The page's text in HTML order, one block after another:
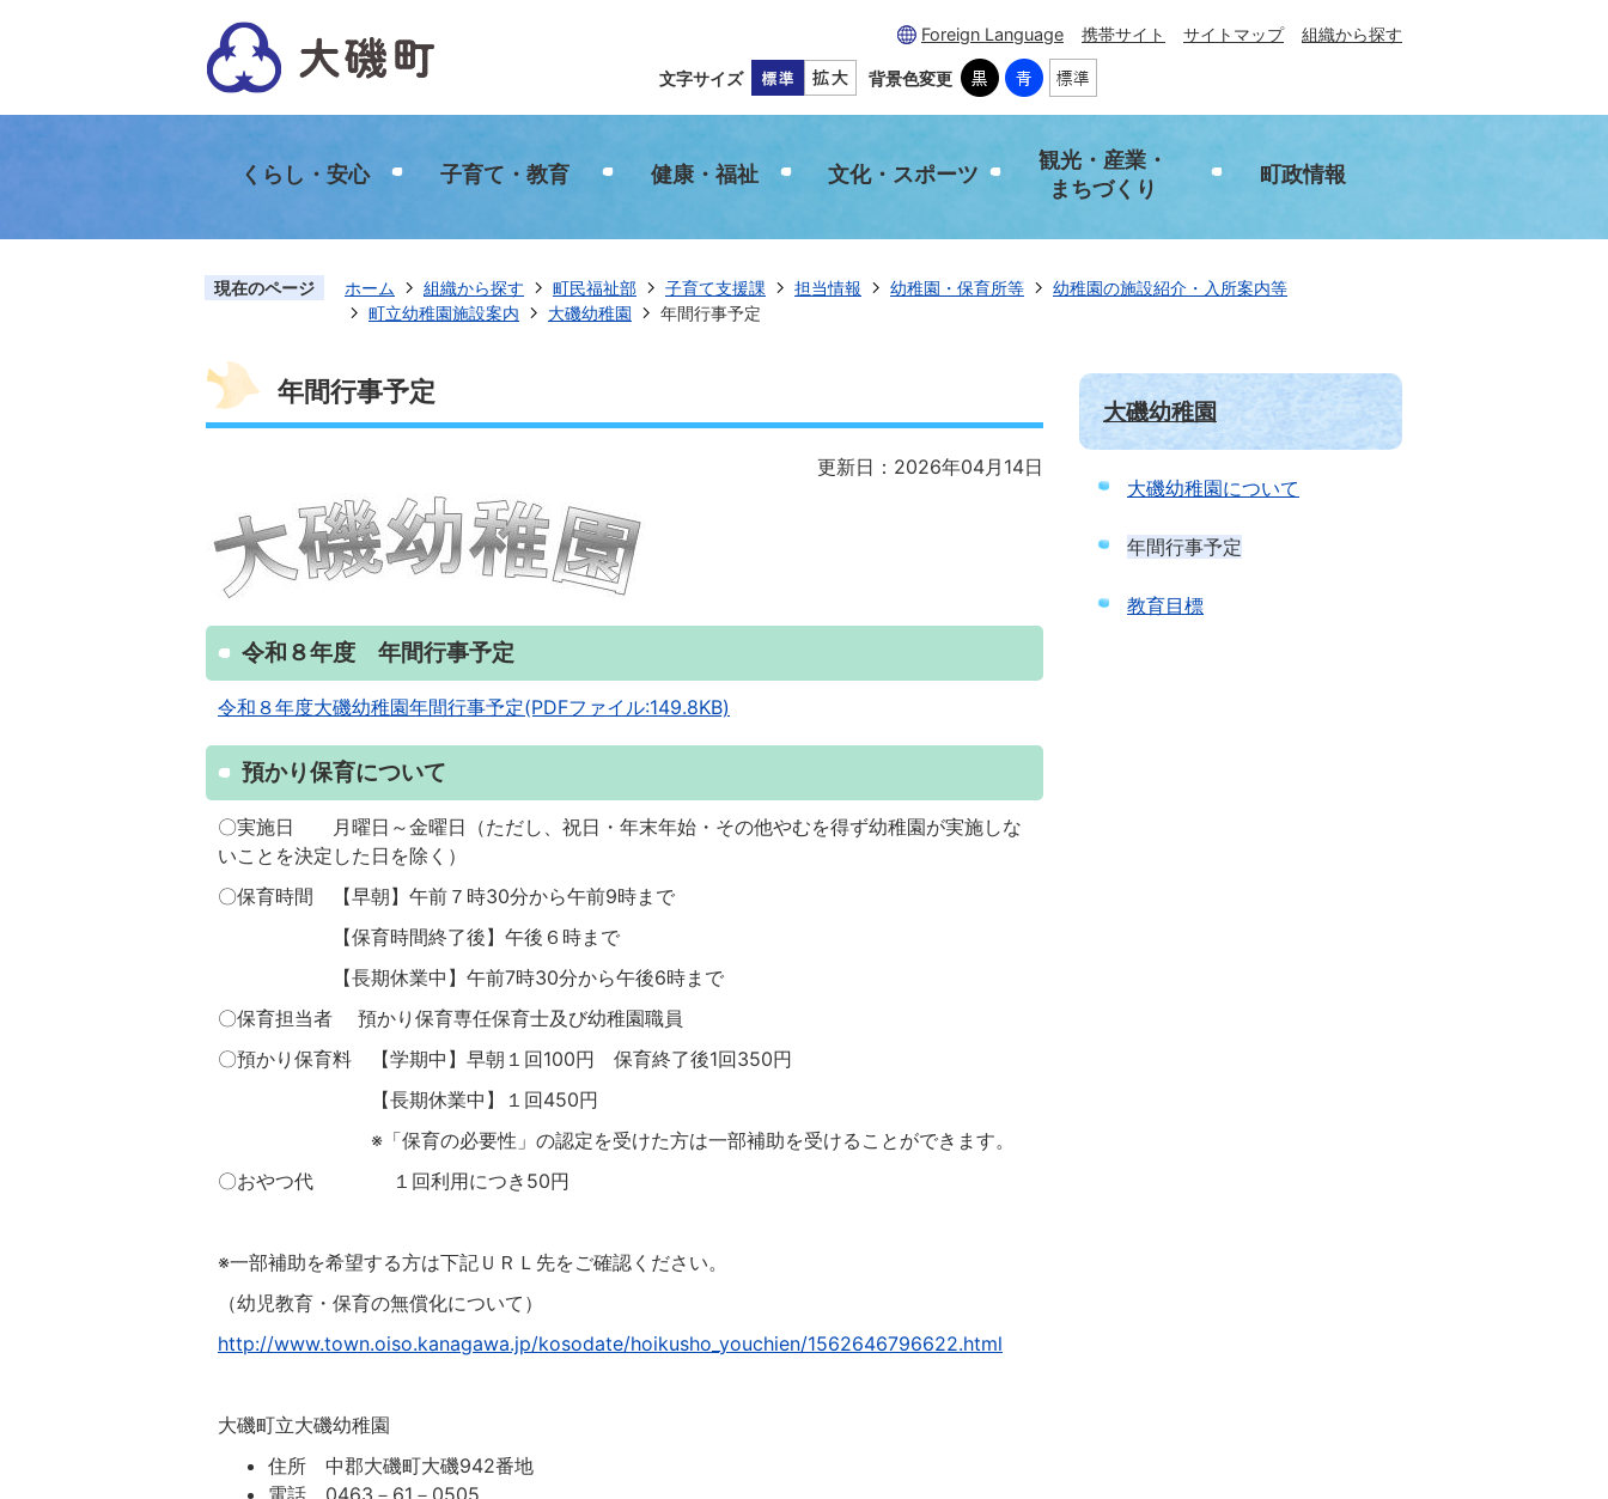
Foreign Language 携帯サイト サイトマップ 組織から探す
文字サイズ 背景色変更
くらし・安心 子育て・教育 健康・福祉 文化・スポーツ
観光・産業・
まちづくり
町政情報
現在のページ ホーム 組織から探す 町民福祉部 子育て支援課 担当情報 幼稚園・保育所等
幼稚園の施設紹介・入所案内等
町立幼稚園施設案内
大磯幼稚園 年間行事予定
年間行事予定
更新日：2026年04月14日
令和８年度 年間行事予定
令和８年度大磯幼稚園年間行事予定(PDFファイル:149.8KB)
預かり保育について
〇実施日 月曜日～金曜日（ただし、祝日・年末年始・その他やむを得ず幼稚園が実施しな
いことを決定した日を除く）
〇保育時間 【早朝】午前７時30分から午前9時まで
【保育時間終了後】午後６時まで
【長期休業中】午前7時30分から午後6時まで
〇保育担当者 預かり保育専任保育士及び幼稚園職員
〇預かり保育料 【学期中】早朝１回100円 保育終了後1回350円
【長期休業中】１回450円
※「保育の必要性」の認定を受けた方は一部補助を受けることができます。
〇おやつ代 １回利用につき50円
※一部補助を希望する方は下記ＵＲＬ先をご確認ください。
（幼児教育・保育の無償化について）
http://www.town.oiso.kanagawa.jp/kosodate/hoikusho_youchien/1562646796622.html
大磯町立大磯幼稚園
住所 中郡大磯町大磯942番地
電話 0463－61－0505
大磯幼稚園
大磯幼稚園について
年間行事予定
教育目標